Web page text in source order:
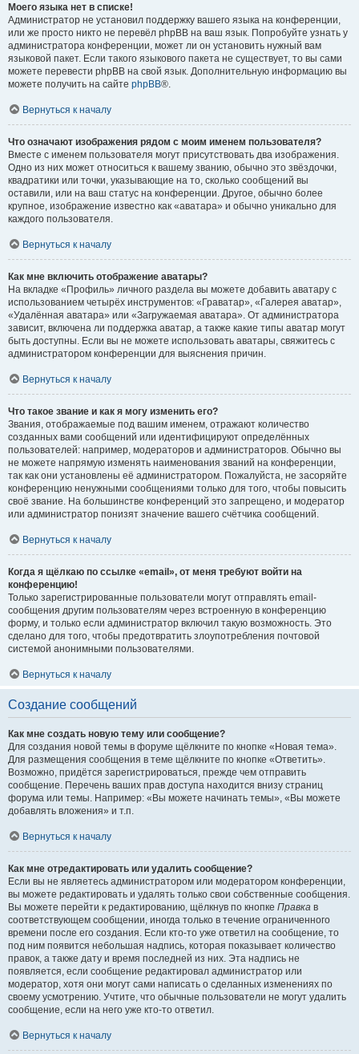
Моего языка нет в списке!
Администратор не установил поддержку вашего языка на конференции,
или же просто никто не перевёл phpBB на ваш язык. Попробуйте узнать у
администратора конференции, может ли он установить нужный вам
языковой пакет. Если такого языкового пакета не существует, то вы сами
можете перевести phpBB на свой язык. Дополнительную информацию вы
можете получить на сайте phpBB®.
Вернуться к началу
Что означают изображения рядом с моим именем пользователя?
Вместе с именем пользователя могут присутствовать два изображения.
Одно из них может относиться к вашему званию, обычно это звёздочки,
квадратики или точки, указывающие на то, сколько сообщений вы
оставили, или на ваш статус на конференции. Другое, обычно более
крупное, изображение известно как «аватара» и обычно уникально для
каждого пользователя.
Вернуться к началу
Как мне включить отображение аватары?
На вкладке «Профиль» личного раздела вы можете добавить аватару с
использованием четырёх инструментов: «Граватар», «Галерея аватар»,
«Удалённая аватара» или «Загружаемая аватара». От администратора
зависит, включена ли поддержка аватар, а также какие типы аватар могут
быть доступны. Если вы не можете использовать аватары, свяжитесь с
администратором конференции для выяснения причин.
Вернуться к началу
Что такое звание и как я могу изменить его?
Звания, отображаемые под вашим именем, отражают количество
созданных вами сообщений или идентифицируют определённых
пользователей: например, модераторов и администраторов. Обычно вы
не можете напрямую изменять наименования званий на конференции,
так как они установлены её администратором. Пожалуйста, не засоряйте
конференцию ненужными сообщениями только для того, чтобы повысить
своё звание. На большинстве конференций это запрещено, и модератор
или администратор понизят значение вашего счётчика сообщений.
Вернуться к началу
Когда я щёлкаю по ссылке «email», от меня требуют войти на
конференцию!
Только зарегистрированные пользователи могут отправлять email-
сообщения другим пользователям через встроенную в конференцию
форму, и только если администратор включил такую возможность. Это
сделано для того, чтобы предотвратить злоупотребления почтовой
системой анонимными пользователями.
Вернуться к началу
Создание сообщений
Как мне создать новую тему или сообщение?
Для создания новой темы в форуме щёлкните по кнопке «Новая тема».
Для размещения сообщения в теме щёлкните по кнопке «Ответить».
Возможно, придётся зарегистрироваться, прежде чем отправить
сообщение. Перечень ваших прав доступа находится внизу страниц
форума или темы. Например: «Вы можете начинать темы», «Вы можете
добавлять вложения» и т.п.
Вернуться к началу
Как мне отредактировать или удалить сообщение?
Если вы не являетесь администратором или модератором конференции,
вы можете редактировать и удалять только свои собственные сообщения.
Вы можете перейти к редактированию, щёлкнув по кнопке Правка в
соответствующем сообщении, иногда только в течение ограниченного
времени после его создания. Если кто-то уже ответил на сообщение, то
под ним появится небольшая надпись, которая показывает количество
правок, а также дату и время последней из них. Эта надпись не
появляется, если сообщение редактировал администратор или
модератор, хотя они могут сами написать о сделанных изменениях по
своему усмотрению. Учтите, что обычные пользователи не могут удалить
сообщение, если на него уже кто-то ответил.
Вернуться к началу